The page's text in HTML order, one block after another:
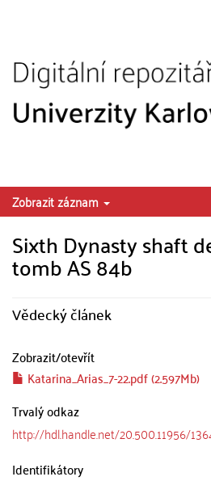
Zobrazit záznam
Sixth Dynasty shaft
tomb AS 84b
Vědecký článek
Zobrazit/otevřít
Katarina_Arias_7-22.pdf (2.597Mb)
Trvalý odkaz
http://hdl.handle.net/20.500.11956/
Identifikátory